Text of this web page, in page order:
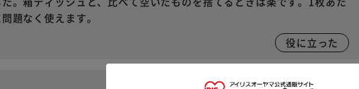
題なく使えます。
役に立った
2026/07/19